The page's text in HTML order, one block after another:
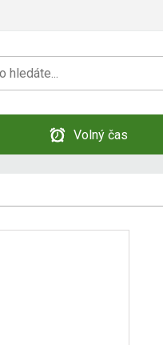
Volný čas